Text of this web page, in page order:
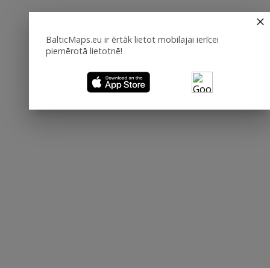
BalticMaps.eu ir ērtāk lietot mobilajai ierīcei
piemērotā lietotnē!